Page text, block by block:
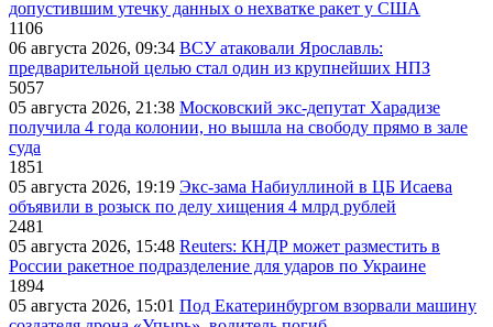
допустившим утечку данных о нехватке ракет у США
1106
06 августа 2026, 09:34 ВСУ атаковали Ярославль:
предварительной целью стал один из крупнейших НПЗ
5057
05 августа 2026, 21:38 Московский экс-депутат Харадизе
получила 4 года колонии, но вышла на свободу прямо в зале
суда
1851
05 августа 2026, 19:19 Экс-зама Набиуллиной в ЦБ Исаева
объявили в розыск по делу хищения 4 млрд рублей
2481
05 августа 2026, 15:48 Reuters: КНДР может разместить в
России ракетное подразделение для ударов по Украине
1894
05 августа 2026, 15:01 Под Екатеринбургом взорвали машину